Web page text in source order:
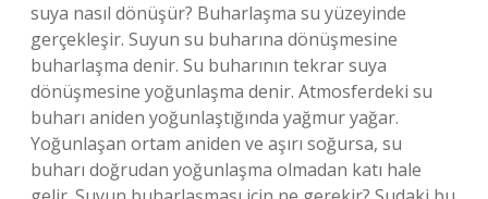
suya nasıl dönüşür? Buharlaşma su yüzeyinde
gerçekleşir. Suyun su buharına dönüşmesine
buharlaşma denir. Su buharının tekrar suya
dönüşmesine yoğunlaşma denir. Atmosferdeki su
buharı aniden yoğunlaştığında yağmur yağar.
Yoğunlaşan ortam aniden ve aşırı soğursa, su
buharı doğrudan yoğunlaşma olmadan katı hale